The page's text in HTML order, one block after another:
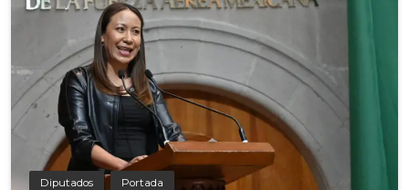
Diputados Portada